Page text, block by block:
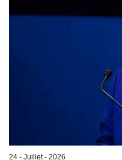
24 - Juillet - 2026